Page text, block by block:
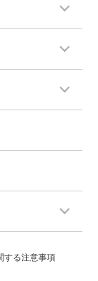
する注意事項